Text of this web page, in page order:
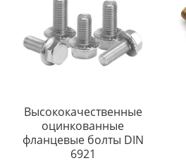
Высококачественные
оцинкованные
фланцевые болты DIN
6921